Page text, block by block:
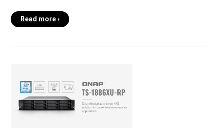
Read more ›